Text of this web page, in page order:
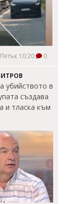
10:20 0
убийството в
създава
и тласка към